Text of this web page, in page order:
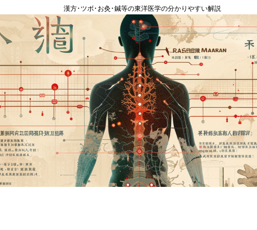
漢方･ツボ･お灸･鍼等の東洋医学の分かりやすい解説